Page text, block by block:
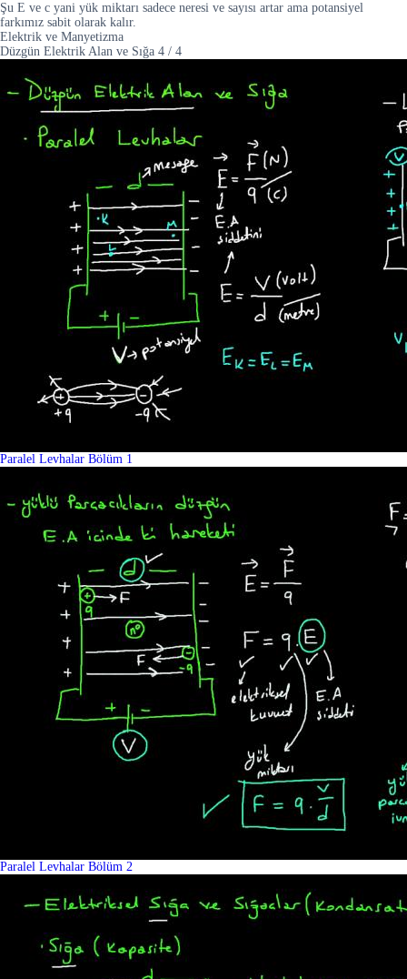
Şu E ve c yani yük miktarı sadece neresi ve sayısı artar ama potansiyel
farkımız sabit olarak kalır.
Elektrik ve Manyetizma
Düzgün Elektrik Alan ve Sığa 4 / 4
Paralel Levhalar Bölüm 1
Paralel Levhalar Bölüm 2